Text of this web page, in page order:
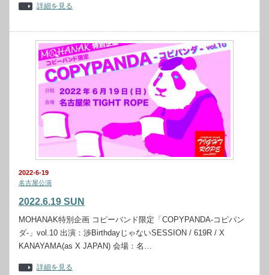
詳細を見る
2022-6-19
名古屋公演
2022.6.19 SUN
MOHANAK特別企画 コピーバンド限定「COPYPANDA-コピパン
ダ-」vol.10 出演：渉BirthdayじゃないSESSION / 619R / X
KANAYAMA(as X JAPAN) 会場：名…
詳細を見る